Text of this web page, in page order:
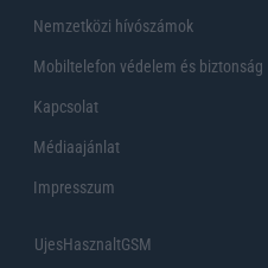
Nemzetközi hívószámok
Mobiltelefon védelem és biztonság
Kapcsolat
Médiaajánlat
Impresszum
UjesHasznaltGSM